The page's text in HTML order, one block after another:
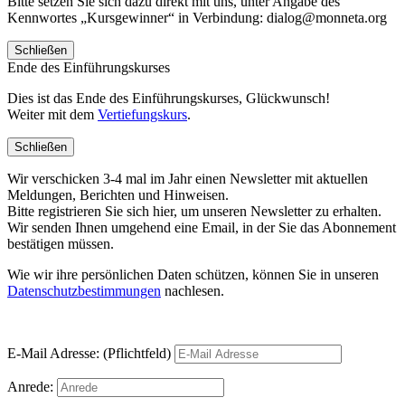
Kennwortes „Kursgewinner“ in Verbindung: dialog@monneta.org
Schließen
Ende des Einführungskurses
Dies ist das Ende des Einführungskurses, Glückwunsch!
Weiter mit dem Vertiefungskurs.
Schließen
Wir verschicken 3-4 mal im Jahr einen Newsletter mit aktuellen
Meldungen, Berichten und Hinweisen.
Bitte registrieren Sie sich hier, um unseren Newsletter zu erhalten.
Wir senden Ihnen umgehend eine Email, in der Sie das Abonnement
bestätigen müssen.
Wie wir ihre persönlichen Daten schützen, können Sie in unseren
Datenschutzbestimmungen nachlesen.
E-Mail Adresse: (Pflichtfeld)
Anrede: